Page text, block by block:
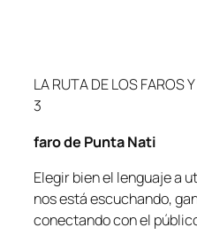
LA RUTA DE LOS FAROS
3
faro de Punta
Elegir bien el lenguaje a
nos está escuchando,
conectando con el